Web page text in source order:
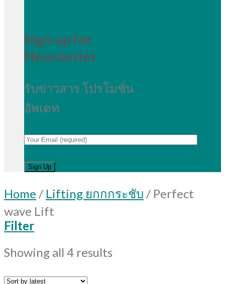
Sign up for
Newsletter
รับข่าวสาร โปรโมชั่น
อัพเดท
Home / Lifting ยกกกระชับ / Perfect
wave Lift
Filter
Showing all 4 results